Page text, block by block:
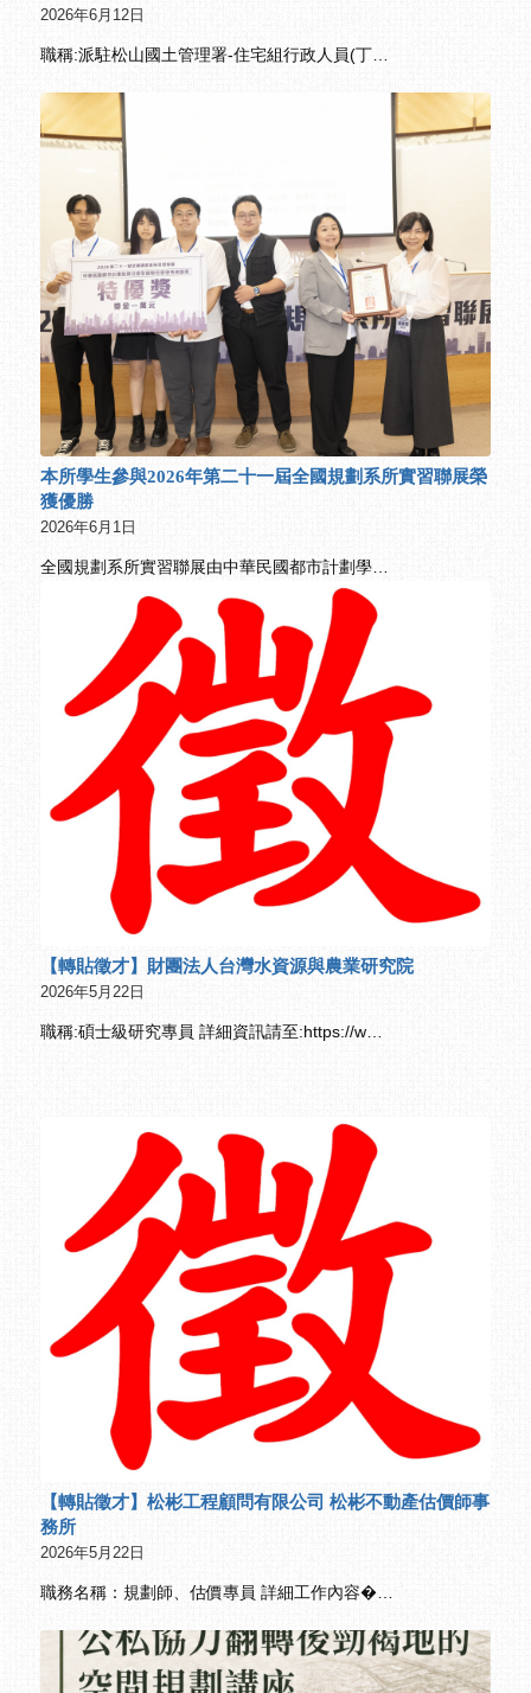
2026年6月12日
職稱:派駐松山國土管理署-住宅組行政人員(丁…
本所學生參與2026年第二十一屆全國規劃系所實習聯展榮
獲優勝
2026年6月1日
全國規劃系所實習聯展由中華民國都市計劃學…
【轉貼徵才】財團法人台灣水資源與農業研究院
2026年5月22日
職稱:碩士級研究專員 詳細資訊請至:https://w…
【轉貼徵才】松彬工程顧問有限公司 松彬不動產估價師事
務所
2026年5月22日
職務名稱：規劃師、估價專員 詳細工作內容�…